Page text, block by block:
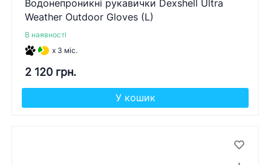
Водонепроникні рукавички Dexshell Ultra
Weather Outdoor Gloves (L)
В наявності
x 3 міс.
2 120 грн.
У кошик